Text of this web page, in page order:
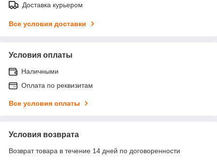
Доставка курьером
Все условия доставки
Условия оплаты
Наличными
Оплата по реквизитам
Все условия оплаты
Условия возврата
Возврат товара в течение 14 дней по договоренности